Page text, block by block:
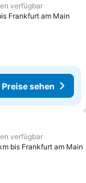
verfügbar
Frankfurt am Main
Preise sehen
verfügbar
bis Frankfurt am Main